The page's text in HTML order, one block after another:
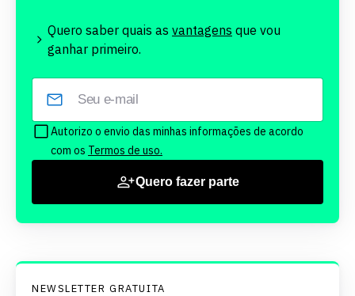
Quero saber quais as vantagens que vou
ganhar primeiro.
Autorizo o envio das minhas informações de acordo
com os Termos de uso.
Quero fazer parte
NEWSLETTER GRATUITA